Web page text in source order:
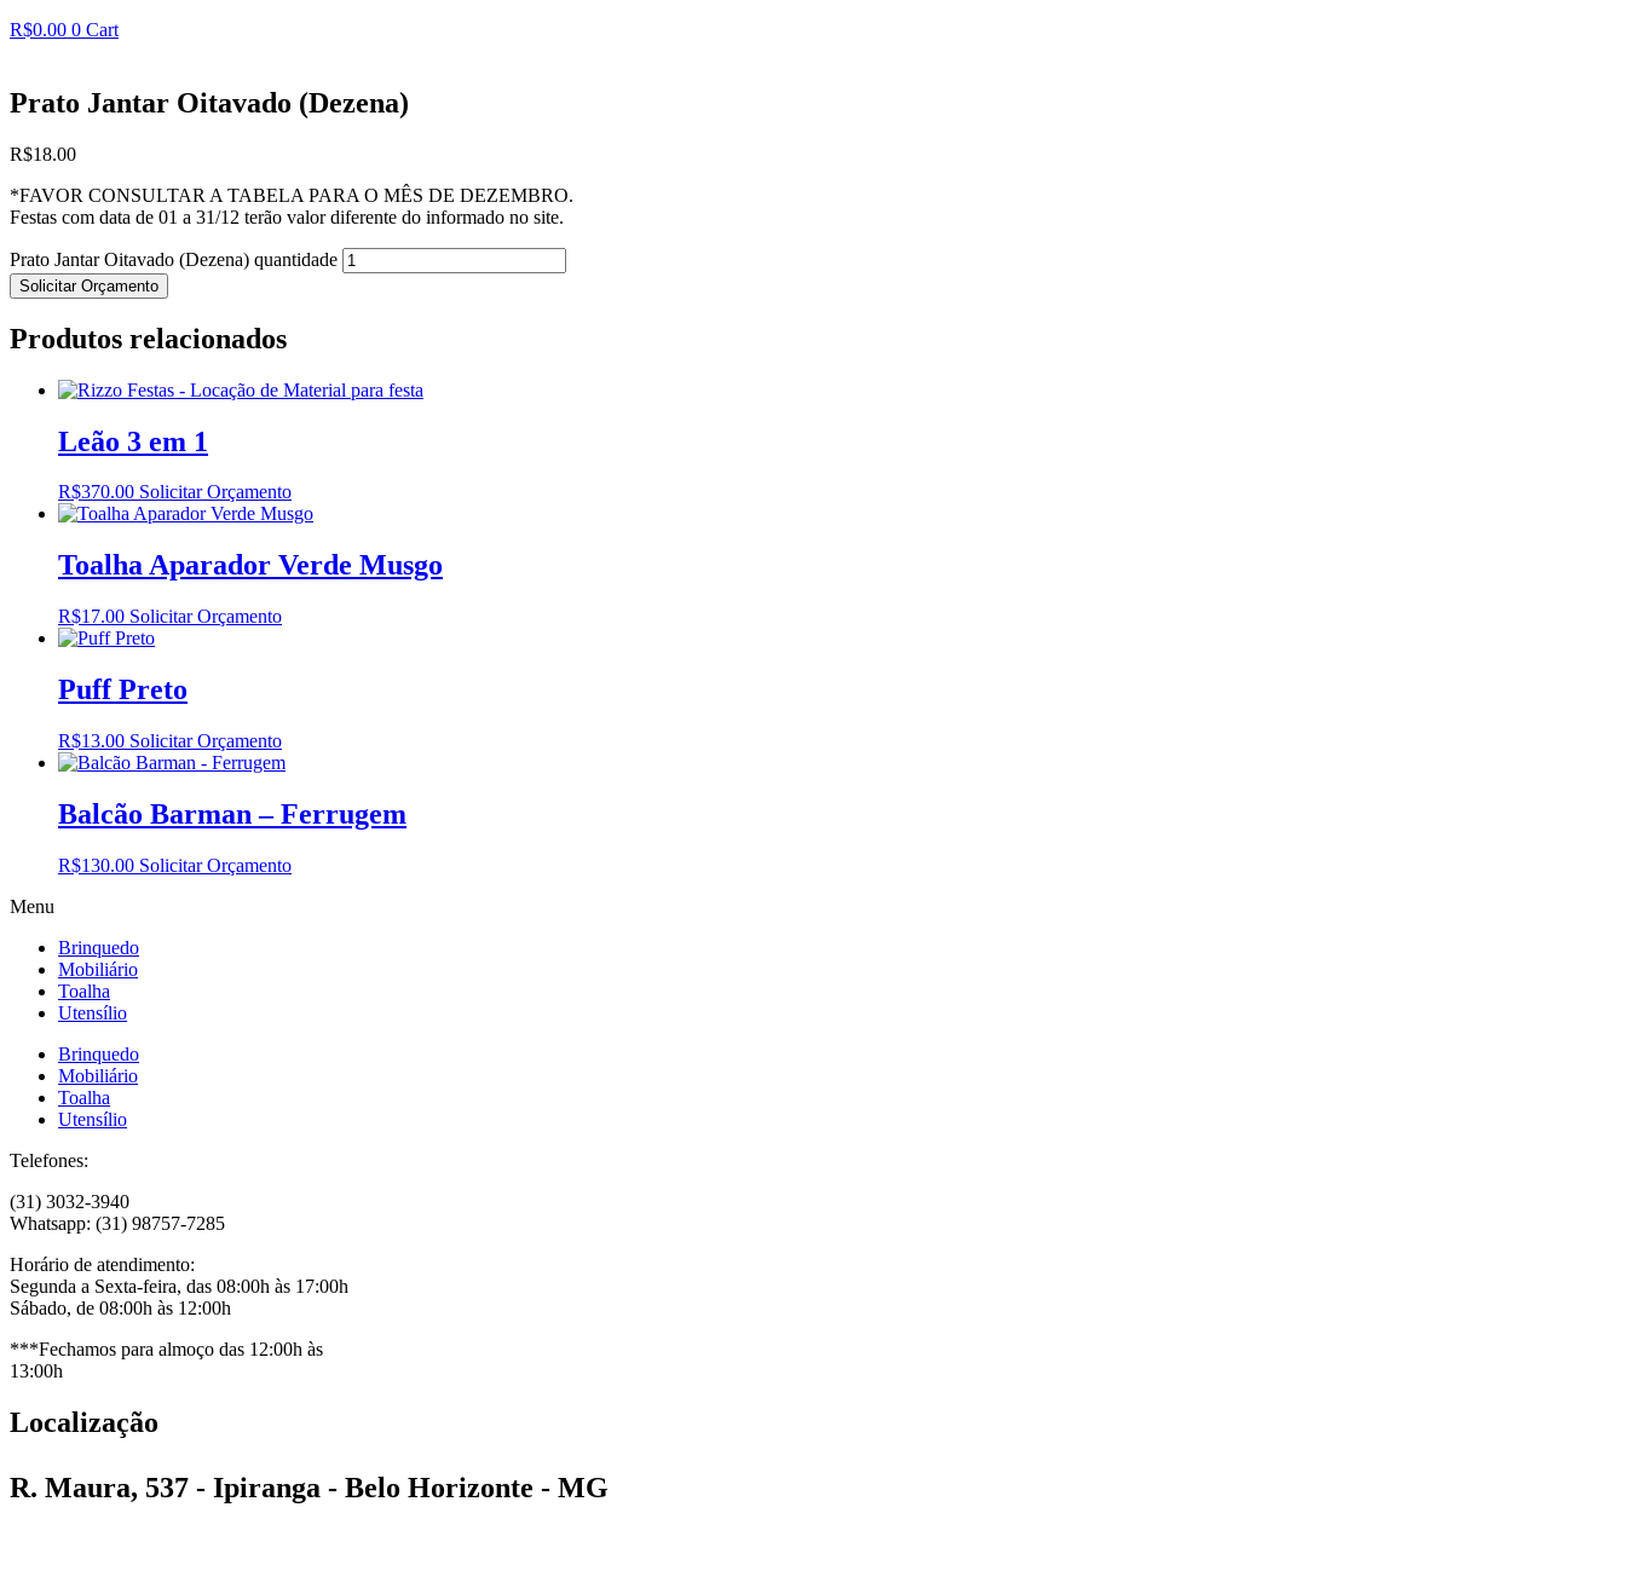
R$0.00 0 Cart
Prato Jantar Oitavado (Dezena)
R$18.00
*FAVOR CONSULTAR A TABELA PARA O MÊS DE DEZEMBRO.
Festas com data de 01 a 31/12 terão valor diferente do informado no site.
Prato Jantar Oitavado (Dezena) quantidade
Solicitar Orçamento
Produtos relacionados
Leão 3 em 1
R$370.00 Solicitar Orçamento
Toalha Aparador Verde Musgo
R$17.00 Solicitar Orçamento
Puff Preto
R$13.00 Solicitar Orçamento
Balcão Barman – Ferrugem
R$130.00 Solicitar Orçamento
Menu
Brinquedo
Mobiliário
Toalha
Utensílio
Brinquedo
Mobiliário
Toalha
Utensílio
Telefones:
(31) 3032-3940
Whatsapp: (31) 98757-7285
Horário de atendimento:
Segunda a Sexta-feira, das 08:00h às 17:00h
Sábado, de 08:00h às 12:00h
***Fechamos para almoço das 12:00h às
13:00h
Localização
R. Maura, 537 - Ipiranga - Belo Horizonte - MG